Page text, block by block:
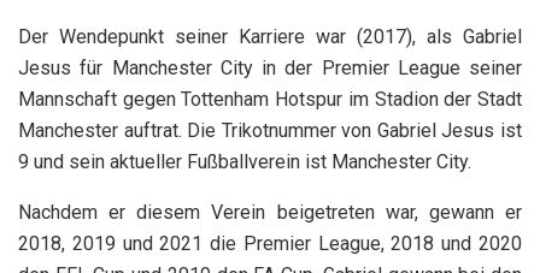
Der Wendepunkt seiner Karriere war (2017), als Gabriel
Jesus für Manchester City in der Premier League seiner
Mannschaft gegen Tottenham Hotspur im Stadion der Stadt
Manchester auftrat. Die Trikotnummer von Gabriel Jesus ist
9 und sein aktueller Fußballverein ist Manchester City.
Nachdem er diesem Verein beigetreten war, gewann er
2018, 2019 und 2021 die Premier League, 2018 und 2020